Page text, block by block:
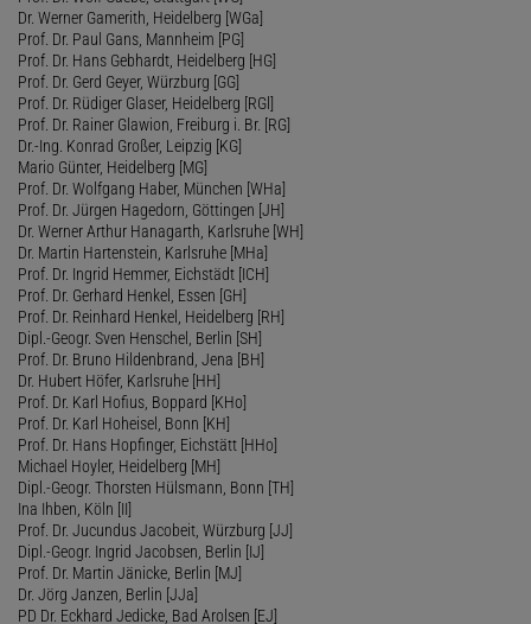
Dr. Werner Gamerith, Heidelberg [WGa]
Prof. Dr. Paul Gans, Mannheim [PG]
Prof. Dr. Hans Gebhardt, Heidelberg [HG]
Prof. Dr. Gerd Geyer, Würzburg [GG]
Prof. Dr. Rüdiger Glaser, Heidelberg [RGl]
Prof. Dr. Rainer Glawion, Freiburg i. Br. [RG]
Dr.-Ing. Konrad Großer, Leipzig [KG]
Mario Günter, Heidelberg [MG]
Prof. Dr. Wolfgang Haber, München [WHa]
Prof. Dr. Jürgen Hagedorn, Göttingen [JH]
Dr. Werner Arthur Hanagarth, Karlsruhe [WH]
Dr. Martin Hartenstein, Karlsruhe [MHa]
Prof. Dr. Ingrid Hemmer, Eichstädt [ICH]
Prof. Dr. Gerhard Henkel, Essen [GH]
Prof. Dr. Reinhard Henkel, Heidelberg [RH]
Dipl.-Geogr. Sven Henschel, Berlin [SH]
Prof. Dr. Bruno Hildenbrand, Jena [BH]
Dr. Hubert Höfer, Karlsruhe [HH]
Prof. Dr. Karl Hofius, Boppard [KHo]
Prof. Dr. Karl Hoheisel, Bonn [KH]
Prof. Dr. Hans Hopfinger, Eichstätt [HHo]
Michael Hoyler, Heidelberg [MH]
Dipl.-Geogr. Thorsten Hülsmann, Bonn [TH]
Ina Ihben, Köln [II]
Prof. Dr. Jucundus Jacobeit, Würzburg [JJ]
Dipl.-Geogr. Ingrid Jacobsen, Berlin [IJ]
Prof. Dr. Martin Jänicke, Berlin [MJ]
Dr. Jörg Janzen, Berlin [JJa]
PD Dr. Eckhard Jedicke, Bad Arolsen [EJ]